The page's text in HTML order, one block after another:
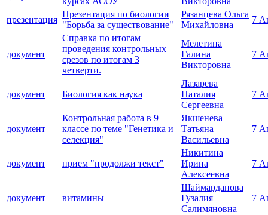
презентация
Презентация по биологии
"Борьба за существование"
Рязанцева Ольга
Михайловна
7
документ
Справка по итогам
проведения контрольных
срезов по итогам 3
четверти.
Мелетина
Галина
Викторовна
7
документ Биология как наука
Лазарева
Наталия
Сергеевна
7
документ
Контрольная работа в 9
классе по теме "Генетика и
селекция"
Якшенева
Татьяна
Васильевна
7
документ прием "продолжи текст"
Никитина
Ирина
Алексеевна
7
документ витамины
Шаймарданова
Гузалия
Салимяновна
7